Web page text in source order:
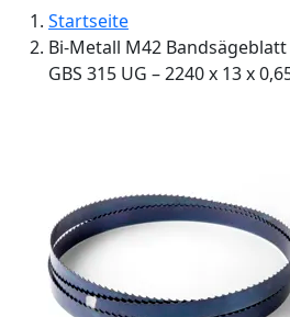
Startseite
Bi-Metall M42 Bandsägeblatt
GBS 315 UG – 2240 x 13 x